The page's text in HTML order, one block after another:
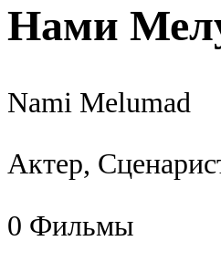
Нами
Nami Melumad
Актер,
0 Фильмы